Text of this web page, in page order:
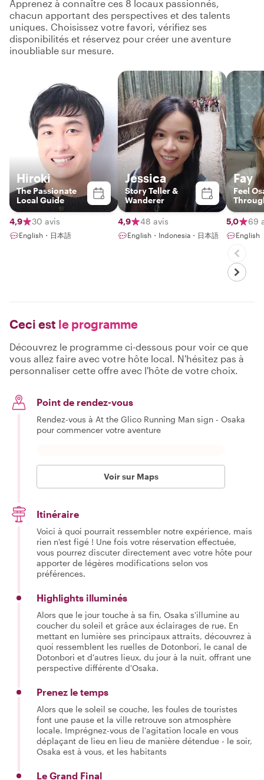
Apprenez à connaître ces 8 locaux passionnés,
chacun apportant des perspectives et des talents
uniques. Choisissez votre favori, vérifiez ses
disponibilités et réservez pour créer une aventure
inoubliable sur mesure.
Hiroki
The Passionate
Local Guide
4,9 30 avis
English・日本語
Jessica
Story Teller &
Wanderer
4,9 48 avis
English・Indonesia・日本語
Fay
Feel
Eyes
5,0
69
English
Ceci est le programme
Découvrez le programme ci-dessous pour voir ce que
vous allez faire avec votre hôte local. N'hésitez pas à
personnaliser cette offre avec l'hôte de votre choix.
Point de rendez-vous
Rendez-vous à At the Glico Running Man sign - Osaka
pour commencer votre aventure
Voir sur Maps
Itinéraire
Voici à quoi pourrait ressembler notre expérience, mais
rien n'est figé ! Une fois votre réservation effectuée,
vous pourrez discuter directement avec votre hôte pour
apporter de légères modifications selon vos
préférences.
Highlights illuminés
Alors que le jour touche à sa fin, Osaka s'illumine au
coucher du soleil et grâce aux éclairages de rue. En
mettant en lumière ses principaux attraits, découvrez à
quoi ressemblent les ruelles de Dotonbori, le canal de
Dotonbori et d'autres lieux, du jour à la nuit, offrant une
perspective différente d'Osaka.
Prenez le temps
Alors que le soleil se couche, les foules de touristes
font une pause et la ville retrouve son atmosphère
locale. Imprégnez-vous de l'agitation locale en vous
déplaçant de lieu en lieu de manière détendue - le soir,
Osaka est à vous, et les habitants
Le Grand Final